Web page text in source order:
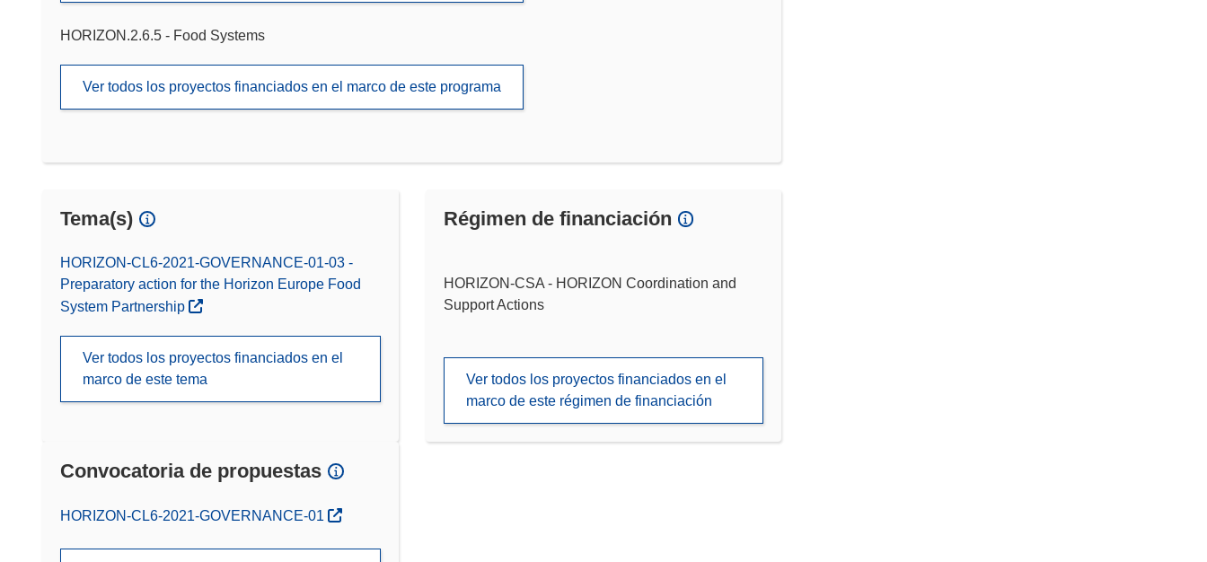
HORIZON.2.6.5 - Food Systems
Ver todos los proyectos financiados en el marco de este programa
Tema(s)
HORIZON-CL6-2021-GOVERNANCE-01-03 -
Preparatory action for the Horizon Europe Food
System Partnership
Ver todos los proyectos financiados en el
marco de este tema
Régimen de financiación
HORIZON-CSA - HORIZON Coordination and
Support Actions
Ver todos los proyectos financiados en el
marco de este régimen de financiación
Convocatoria de propuestas
(se abrirá en una nueva ventana)
HORIZON-CL6-2021-GOVERNANCE-01